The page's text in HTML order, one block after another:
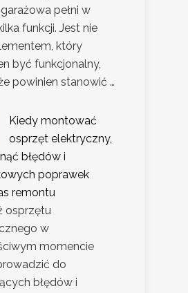
pełni w
funkcji. Jest nie
który
być funkcjonalny,
powinien stanowić …
Kiedy montować
osprzęt elektryczny,
błędów i
poprawek
remontu
osprzętu
w
momencie
do
błędów i